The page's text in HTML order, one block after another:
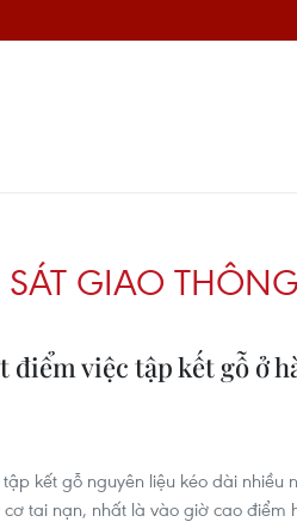
GIAO THÔNG
điểm việc tập kết gỗ ở
kết gỗ nguyên liệu kéo dài
tai nạn, nhất là vào giờ cao điểm